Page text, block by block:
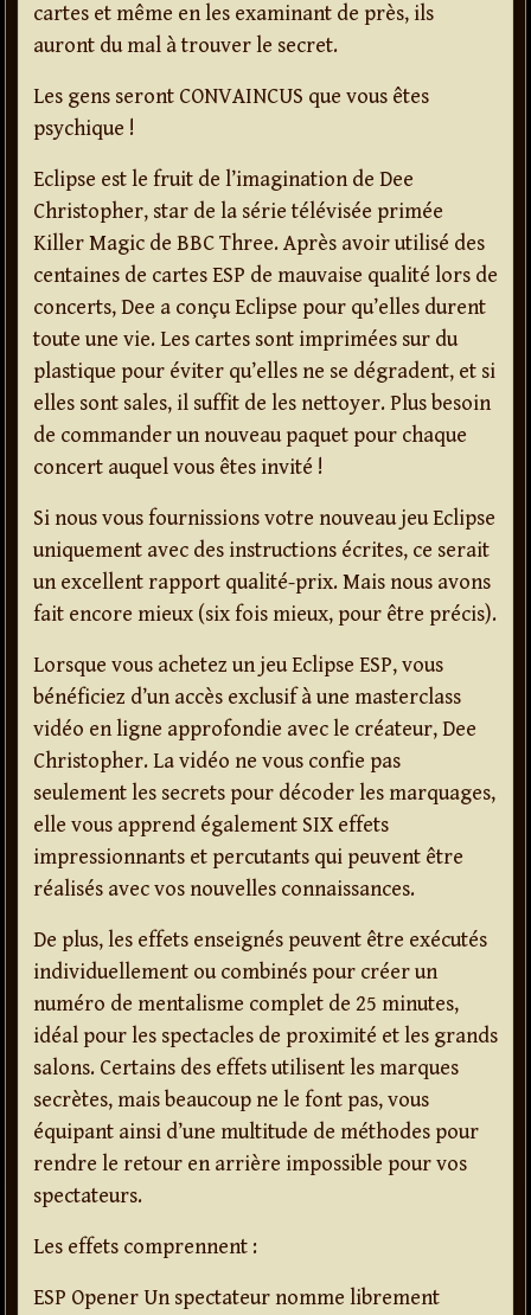
cartes et même en les examinant de près, ils
auront du mal à trouver le secret.
Les gens seront CONVAINCUS que vous êtes
psychique !
Eclipse est le fruit de l’imagination de Dee
Christopher, star de la série télévisée primée
Killer Magic de BBC Three. Après avoir utilisé des
centaines de cartes ESP de mauvaise qualité lors de
concerts, Dee a conçu Eclipse pour qu’elles durent
toute une vie. Les cartes sont imprimées sur du
plastique pour éviter qu’elles ne se dégradent, et si
elles sont sales, il suffit de les nettoyer. Plus besoin
de commander un nouveau paquet pour chaque
concert auquel vous êtes invité !
Si nous vous fournissions votre nouveau jeu Eclipse
uniquement avec des instructions écrites, ce serait
un excellent rapport qualité-prix. Mais nous avons
fait encore mieux (six fois mieux, pour être précis).
Lorsque vous achetez un jeu Eclipse ESP, vous
bénéficiez d’un accès exclusif à une masterclass
vidéo en ligne approfondie avec le créateur, Dee
Christopher. La vidéo ne vous confie pas
seulement les secrets pour décoder les marquages,
elle vous apprend également SIX effets
impressionnants et percutants qui peuvent être
réalisés avec vos nouvelles connaissances.
De plus, les effets enseignés peuvent être exécutés
individuellement ou combinés pour créer un
numéro de mentalisme complet de 25 minutes,
idéal pour les spectacles de proximité et les grands
salons. Certains des effets utilisent les marques
secrètes, mais beaucoup ne le font pas, vous
équipant ainsi d’une multitude de méthodes pour
rendre le retour en arrière impossible pour vos
spectateurs.
Les effets comprennent :
ESP Opener Un spectateur nomme librement